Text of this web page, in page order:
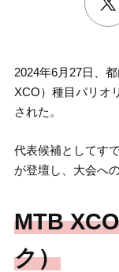
2024年6月27日、
XCO）種目パリオ
された。
代表候補としてす
が登壇し、大会へ
MTB
ク）